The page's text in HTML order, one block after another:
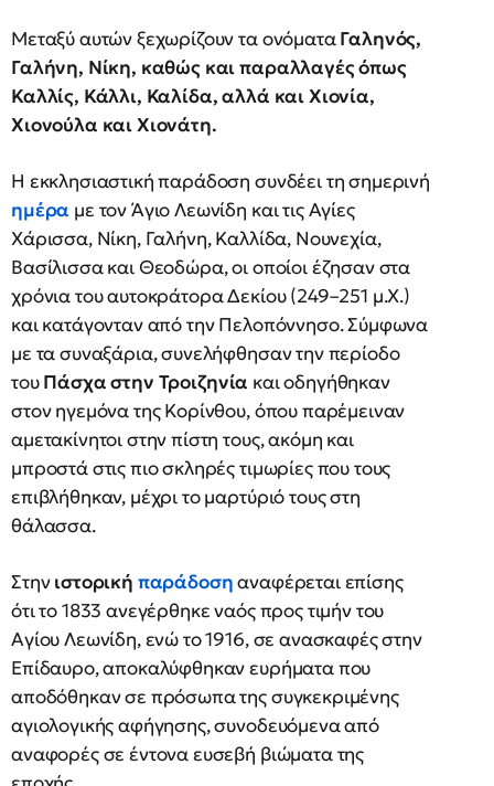
Μεταξύ αυτών ξεχωρίζουν τα ονόματαΓαληνός,
Γαλήνη, Νίκη, καθώς και παραλλαγές όπως
Καλλίς, Κάλλι, Καλίδα, αλλά και Χιονία,
Χιονούλα και Χιονάτη.
Η εκκλησιαστική παράδοση συνδέει τη σημερινή
ημέρα με τον Άγιο Λεωνίδη και τις Αγίες
Χάρισσα, Νίκη, Γαλήνη, Καλλίδα, Νουνεχία,
Βασίλισσα και Θεοδώρα, οι οποίοι έζησαν στα
χρόνια του αυτοκράτορα Δεκίου (249–251 μ.Χ.)
και κατάγονταν από την Πελοπόννησο. Σύμφωνα
με τα συναξάρια, συνελήφθησαν την περίοδο
τουΠάσχα στην Τροιζηνία και οδηγήθηκαν
στον ηγεμόνα της Κορίνθου, όπου παρέμειναν
αμετακίνητοι στην πίστη τους, ακόμη και
μπροστά στις πιο σκληρές τιμωρίες που τους
επιβλήθηκαν, μέχρι το μαρτύριό τους στη
θάλασσα.
Στηνιστορική παράδοσηαναφέρεται επίσης
ότι το 1833 ανεγέρθηκε ναός προς τιμήν του
Αγίου Λεωνίδη, ενώ το 1916, σε ανασκαφές στην
Επίδαυρο, αποκαλύφθηκαν ευρήματα που
αποδόθηκαν σε πρόσωπα της συγκεκριμένης
αγιολογικής αφήγησης, συνοδευόμενα από
αναφορές σε έντονα ευσεβή βιώματα της